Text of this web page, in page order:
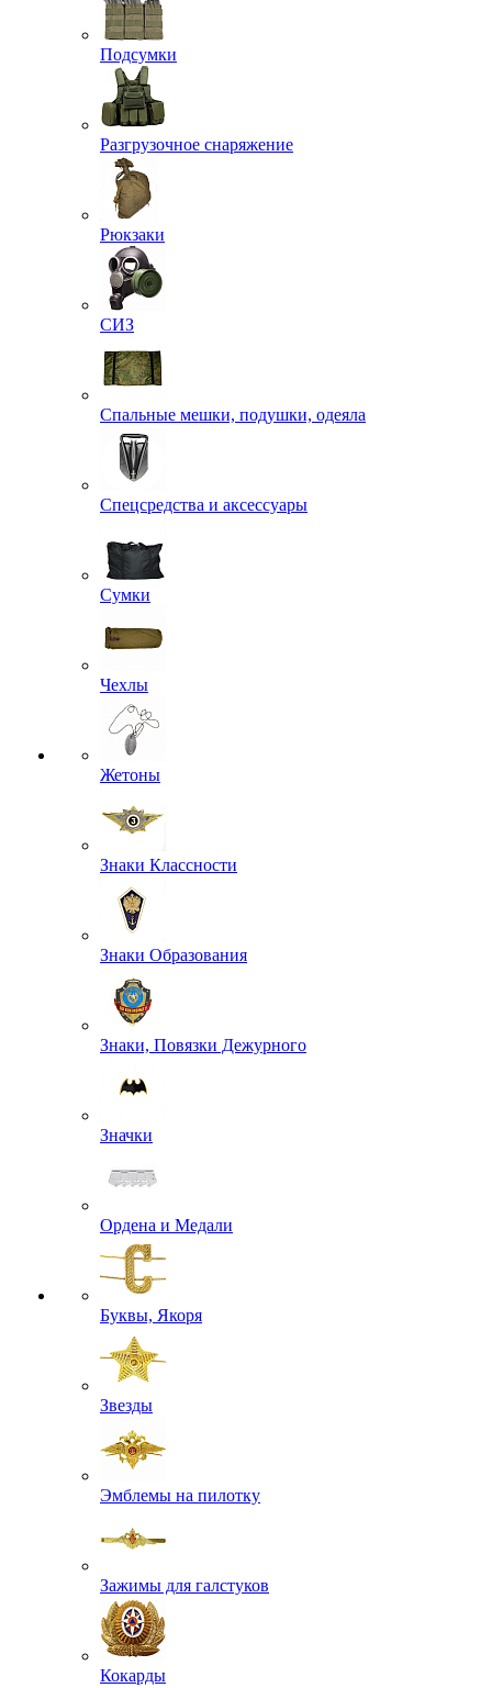
Подсумки
Разгрузочное снаряжение
Рюкзаки
СИЗ
Спальные мешки, подушки, одеяла
Спецсредства и аксессуары
Сумки
Чехлы
Жетоны
Знаки Классности
Знаки Образования
Знаки, Повязки Дежурного
Значки
Ордена и Медали
Буквы, Якоря
Звезды
Эмблемы на пилотку
Зажимы для галстуков
Кокарды